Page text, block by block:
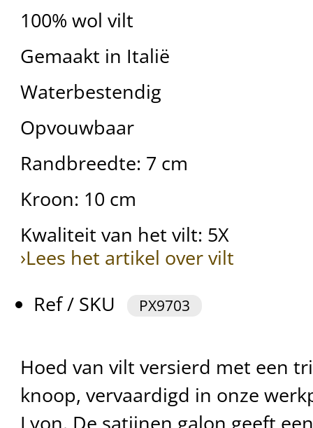
100% wol vilt
Gemaakt in Italië
Waterbestendig
Opvouwbaar
Randbreedte: 7 cm
Kroon: 10 cm
Kwaliteit van het vilt: 5X
›Lees het artikel over vilt
Ref / SKU
PX9703
Hoed van vilt versierd met een
knoop, vervaardigd in onze